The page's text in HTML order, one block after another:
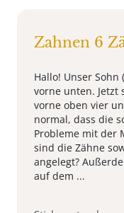
Zahnen 6
Hallo! Unser
vorne unten. Jetzt
vorne oben vier
normal, dass die
Probleme mit der
sind die Zähne
angelegt?
auf dem ...